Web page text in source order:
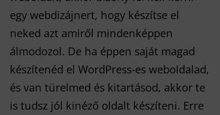
egy webdizájnert, hogy készítse el
neked azt amiről mindenképpen
álmodozol. De ha éppen saját magad
készítenéd el WordPress-es weboldalad,
és van türelmed és kitartásod, akkor te
is tudsz jól kinéző oldalt készíteni. Erre